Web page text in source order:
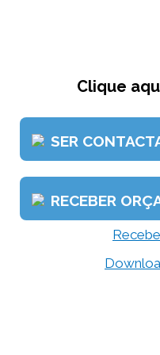
Clique
SER
RECEBER